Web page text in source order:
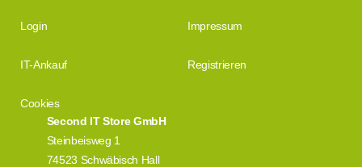
Second IT Store GmbH
Steinbeisweg 1
74523 Schwäbisch Hall
Login Impressum
IT-Ankauf Registrieren
Cookies